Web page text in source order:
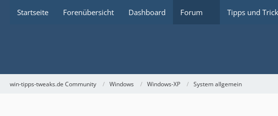
Startseite Forenübersicht Dashboard Forum Tipps und
win-tipps-tweaks.de Community Windows Windows-XP System allgemein